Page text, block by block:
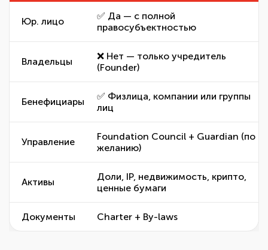
Юр. лицо
✅ Да — с полной
правосубъектностью
Владельцы
❌ Нет — только учредитель
(Founder)
Бенефициары
✅ Физлица, компании или группы
лиц
Управление
Foundation Council + Guardian (по
желанию)
Активы
Доли, IP, недвижимость, крипто,
ценные бумаги
Документы Charter + By-laws